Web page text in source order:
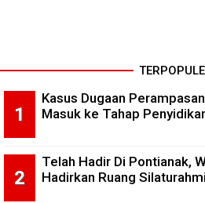
Kasus Dugaan
Masuk ke Tahap
Telah Hadir Di Pontianak,
Hadirkan Ruang